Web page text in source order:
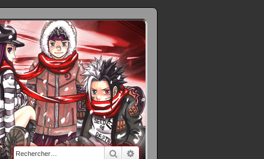
RechercherRecherche avancée